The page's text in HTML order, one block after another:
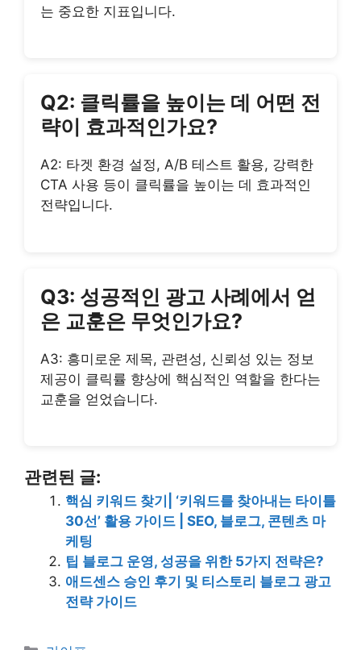
는 중요한 지표입니다.
Q2: 클릭률을 높이는 데 어떤 전
략이 효과적인가요?
A2: 타겟 환경 설정, A/B 테스트 활용, 강력한
CTA 사용 등이 클릭률을 높이는 데 효과적인
전략입니다.
Q3: 성공적인 광고 사례에서 얻
은 교훈은 무엇인가요?
A3: 흥미로운 제목, 관련성, 신뢰성 있는 정보
제공이 클릭률 향상에 핵심적인 역할을 한다는
교훈을 얻었습니다.
관련된 글:
핵심 키워드 찾기| ‘키워드를 찾아내는 타이틀
30선’ 활용 가이드 | SEO, 블로그, 콘텐츠 마
케팅
팁 블로그 운영, 성공을 위한 5가지 전략은?
애드센스 승인 후기 및 티스토리 블로그 광고
전략 가이드